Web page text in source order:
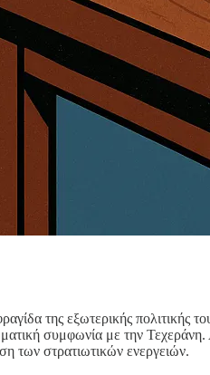
της εξωτερικής
συμφωνία με την
των στρατιωτικών ενεργειών.